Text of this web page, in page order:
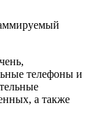
телефоны и
а также